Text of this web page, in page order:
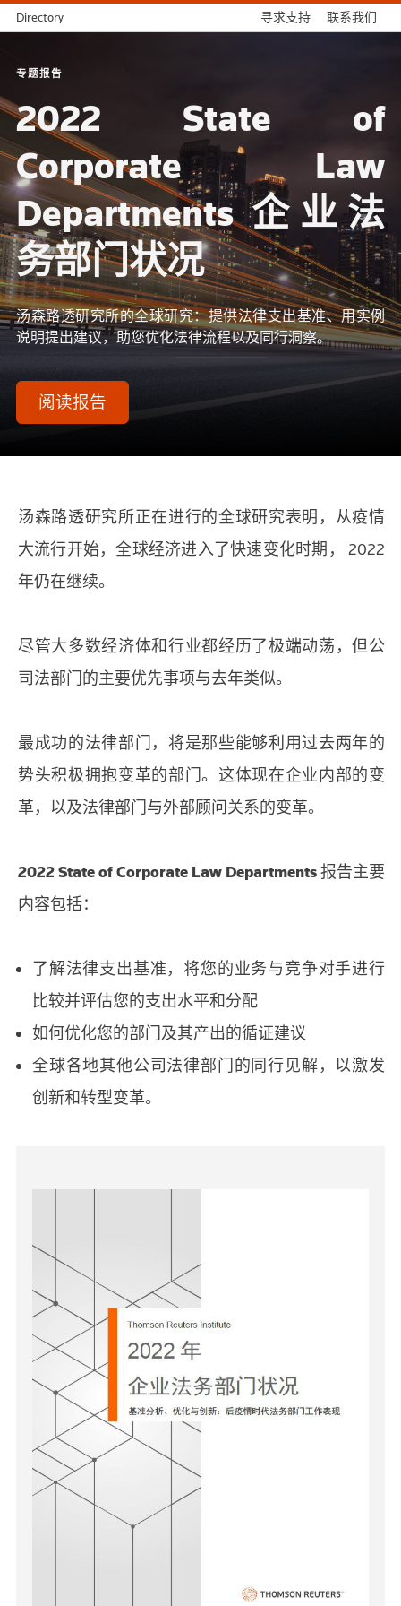
Directory 寻求支持 联系我们
专题报告
2022 State of
Corporate Law
Departments 企业法
务部门状况
汤森路透研究所的全球研究：提供法律支出基准、用实例
说明提出建议，助您优化法律流程以及同行洞察。
阅读报告
汤森路透研究所正在进行的全球研究表明，从疫情
大流行开始，全球经济进入了快速变化时期， 2022
年仍在继续。
尽管大多数经济体和行业都经历了极端动荡，但公
司法部门的主要优先事项与去年类似。
最成功的法律部门，将是那些能够利用过去两年的
势头积极拥抱变革的部门。这体现在企业内部的变
革，以及法律部门与外部顾问关系的变革。
2022 State of Corporate Law Departments报告主要
内容包括：
了解法律支出基准，将您的业务与竞争对手进行
比较并评估您的支出水平和分配
如何优化您的部门及其产出的循证建议
全球各地其他公司法律部门的同行见解，以激发
创新和转型变革。